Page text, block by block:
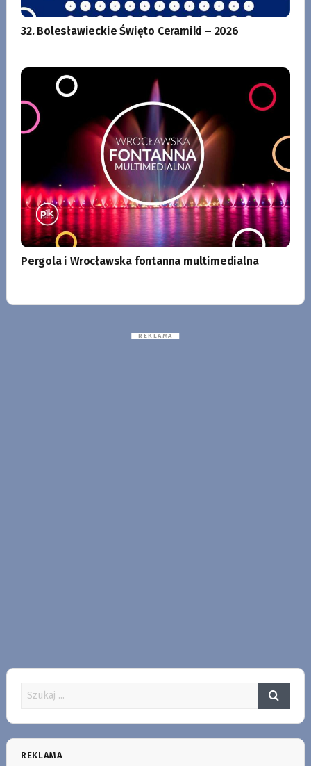
32. Bolesławieckie Święto Ceramiki – 2026
Pergola i Wrocławska fontanna multimedialna
REKLAMA